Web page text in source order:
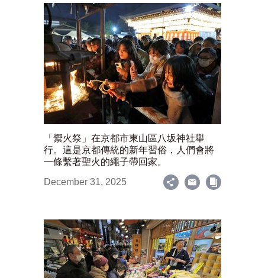
「禦火祭」在京都市東山區八坂神社舉
行。這是京都傳統的新年習俗，人們會將
一條繫著聖火的繩子帶回家。
December 31, 2025